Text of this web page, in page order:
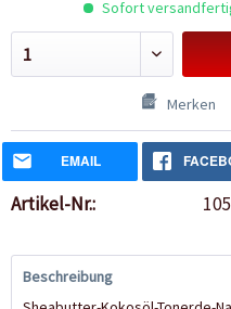
Sofort
Merken
EMAIL
Artikel-Nr.:
Beschreibung